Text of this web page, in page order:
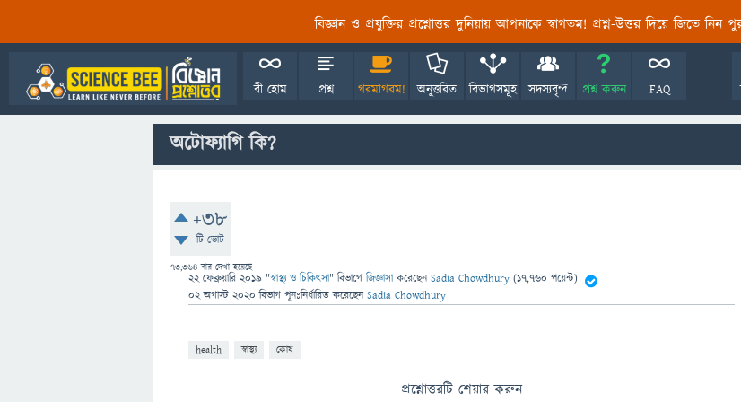
বিজ্ঞান ও প্রযুক্তির প্রশ্নোত্তর দুনিয়ায় আপনাকে স্বাগতম! প্রশ্ন-উত্তর দিয়ে জিতে নিন
বী হোম প্রশ্ন গরমাগরম! অনুত্তরিত বিভাগসমূহ সদস্যবৃন্দ প্রশ্ন করুন FAQ
অটোফ্যাগি কি?
+38
টি ভোট
73,364 বার দেখা হয়েছে
22 ফেব্রুয়ারি 2019 "স্বাস্থ্য ও চিকিৎসা" বিভাগে জিজ্ঞাসাকরেছেনSadia Chowdhury (17,760 পয়েন্ট)
02 অগাস্ট 2020 বিভাগ পূনঃনির্ধারিত করেছেনSadia Chowdhury
health স্বাস্থ্য কোষ
প্রশ্নোত্তরটি শেয়ার করুন